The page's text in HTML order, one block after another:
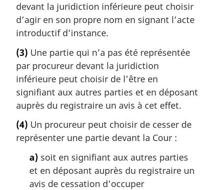
devant la juridiction inférieure peut choisir
d’agir en son propre nom en signant l’acte
introductif d’instance.
(3) Une partie qui n’a pas été représentée
par procureur devant la juridiction
inférieure peut choisir de l’être en
signifiant aux autres parties et en déposant
auprès du registraire un avis à cet effet.
(4) Un procureur peut choisir de cesser de
représenter une partie devant la Cour :
a) soit en signifiant aux autres parties
et en déposant auprès du registraire un
avis de cessation d’occuper